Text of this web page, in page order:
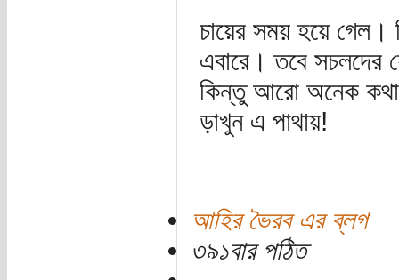
চায়ের সময় হয়ে গেল।
এবারে। তবে সচলদের
কিন্তু আরো অনেক
ড়াখুন এ পাথায়!
আহির ভৈরব এর ব্লগ
৩৯১বার পঠিত